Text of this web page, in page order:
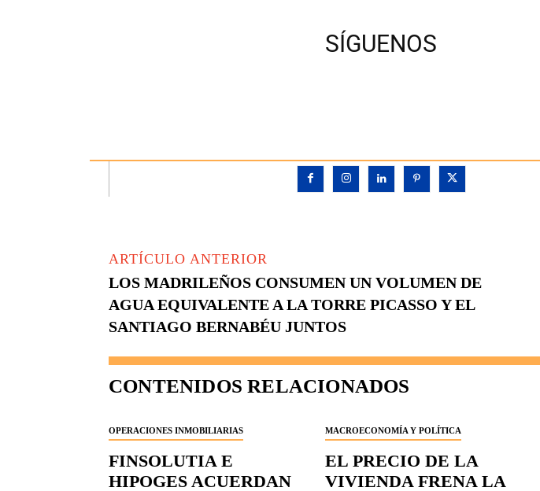
SÍGUENOS
ARTÍCULO ANTERIOR
LOS MADRILEÑOS CONSUMEN UN VOLUMEN DE
AGUA EQUIVALENTE A LA TORRE PICASSO Y EL
SANTIAGO BERNABÉU JUNTOS
CONTENIDOS RELACIONADOS
OPERACIONES INMOBILIARIAS
FINSOLUTIA E
HIPOGES ACUERDAN
MACROECONOMÍA Y POLÍTICA
EL PRECIO DE LA
VIVIENDA FRENA LA